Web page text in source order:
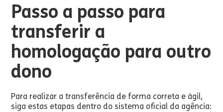
Passo a passo para
transferir a
homologação para outro
dono
Para realizar a transferência de forma correta e ágil,
siga estas etapas dentro do sistema oficial da agência: